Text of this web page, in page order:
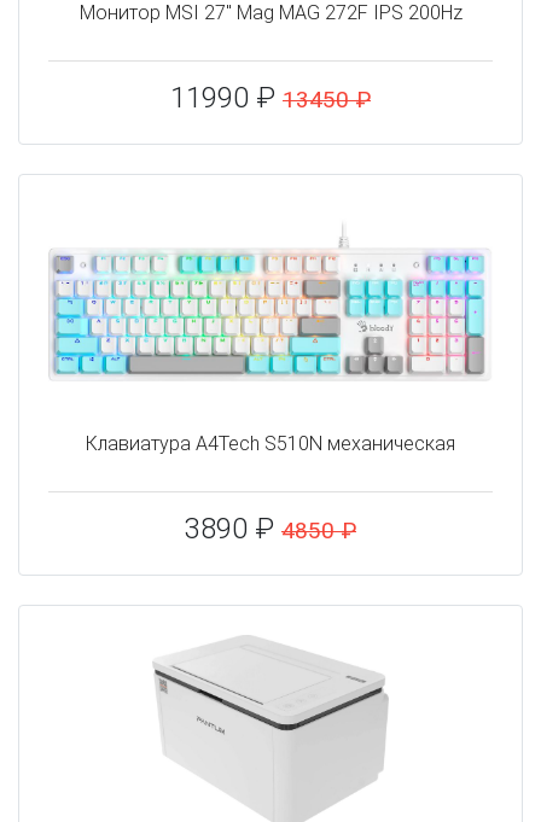
Монитор MSI 27" Mag MAG 272F IPS 200Hz
11990 ₽ 13450 ₽
Клавиатура A4Tech S510N механическая
3890 ₽ 4850 ₽